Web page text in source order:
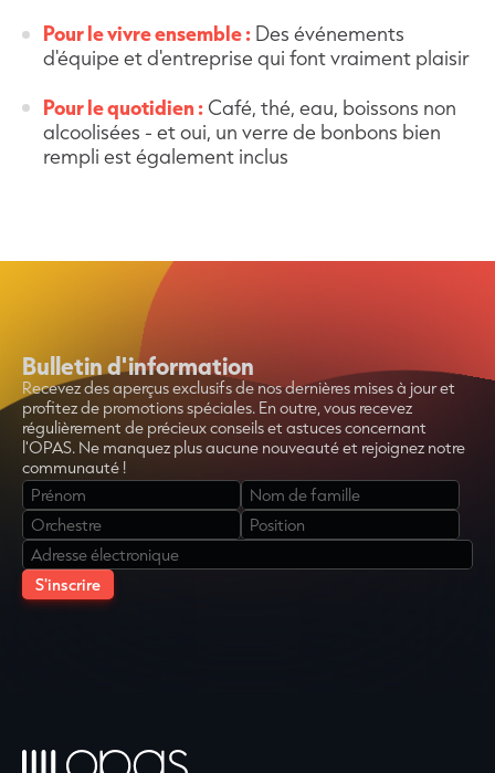
Pour le vivre ensemble : Des événements
d'équipe et d'entreprise qui font vraiment plaisir
Pour le quotidien : Café, thé, eau, boissons non
alcoolisées - et oui, un verre de bonbons bien
rempli est également inclus
Bulletin d'information
Recevez des aperçus exclusifs de nos dernières mises à jour et
profitez de promotions spéciales. En outre, vous recevez
régulièrement de précieux conseils et astuces concernant
l'OPAS. Ne manquez plus aucune nouveauté et rejoignez notre
communauté !
Veuillez
laisser
ce
champ
vide.